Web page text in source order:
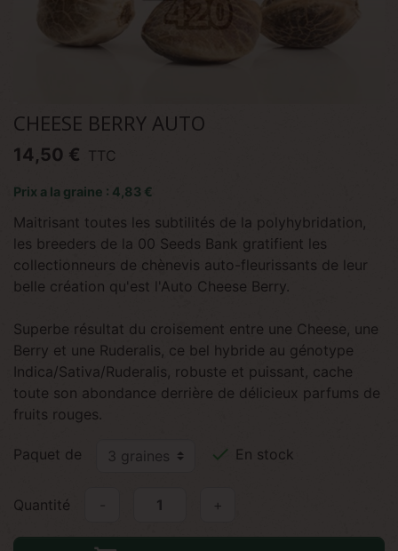
CHEESE BERRY AUTO
14,50 € TTC
Prix a la graine : 4,83 €
Maitrisant toutes les subtilités de la polyhybridation,
les breeders de la 00 Seeds Bank gratifient les
collectionneurs de chènevis auto-fleurissants de leur
belle création qu'est l'Auto Cheese Berry.
Superbe résultat du croisement entre une Cheese, une
Berry et une Ruderalis, ce bel hybride au génotype
Indica/Sativa/Ruderalis, robuste et puissant, cache
toute son abondance derrière de délicieux parfums de
fruits rouges.
Paquet de  En stock
Quantité +